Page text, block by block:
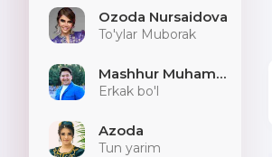
Ozoda Nursaidova
To'ylar Muborak
Mashhur Muhammad
Erkak bo'l
Azoda
Tun yarim